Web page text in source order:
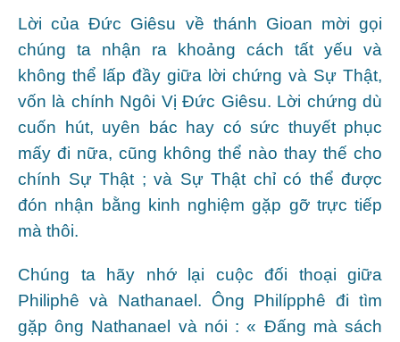
Lời của Đức Giêsu về thánh Gioan mời gọi
chúng ta nhận ra khoảng cách tất yếu và
không thể lấp đầy giữa lời chứng và Sự Thật,
vốn là chính Ngôi Vị Đức Giêsu. Lời chứng dù
cuốn hút, uyên bác hay có sức thuyết phục
mấy đi nữa, cũng không thể nào thay thế cho
chính Sự Thật ; và Sự Thật chỉ có thể được
đón nhận bằng kinh nghiệm gặp gỡ trực tiếp
mà thôi.
Chúng ta hãy nhớ lại cuộc đối thoại giữa
Philiphê và Nathanael. Ông Philípphê đi tìm
gặp ông Nathanael và nói : « Đấng mà sách